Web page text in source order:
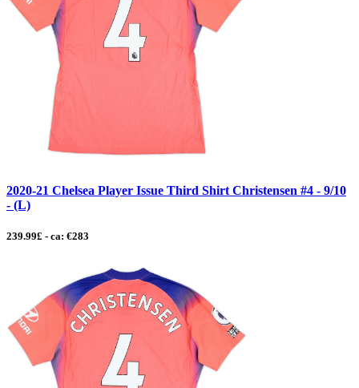
2020-21 Chelsea Player Issue Third Shirt Christensen #4 - 9/10
- (L)
239.99£ - ca: €283